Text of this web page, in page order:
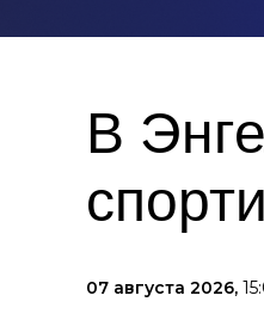
В
07 августа 2026,